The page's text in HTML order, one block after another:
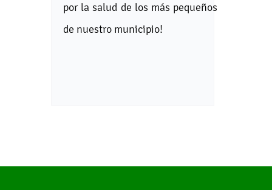
por la salud de los más pequeños
de nuestro municipio!